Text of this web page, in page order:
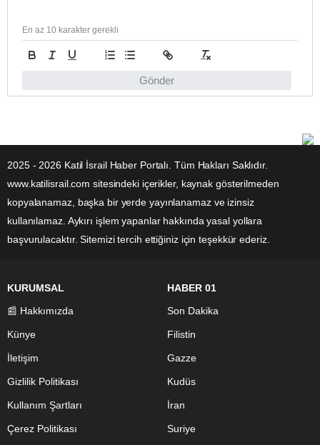
Gönder
En az 10 karakter gerekli
2025 - 2026 Katil İsrail Haber Portalı. Tüm Hakları Saklıdır.
www.katilisrail.com sitesindeki içerikler, kaynak gösterilmeden
kopyalanamaz, başka bir yerde yayınlanamaz ve izinsiz
kullanılamaz. Aykırı işlem yapanlar hakkında yasal yollara
başvurulacaktır. Sitemizi tercih ettiğiniz için teşekkür ederiz.
KURUMSAL
📰 Hakkımızda
Künye
İletişim
Gizlilik Politikası
Kullanım Şartları
Çerez Politikası
HABER 01
Son Dakika
Filistin
Gazze
Kudüs
İran
Suriye